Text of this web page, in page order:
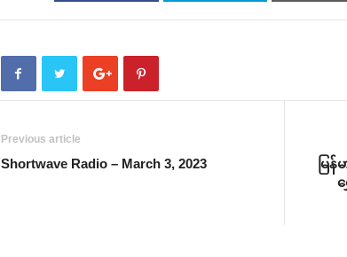
Previous article
Shortwave Radio – March 3, 2023
မြ